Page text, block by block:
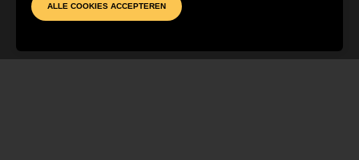
ALLE COOKIES ACCEPTEREN